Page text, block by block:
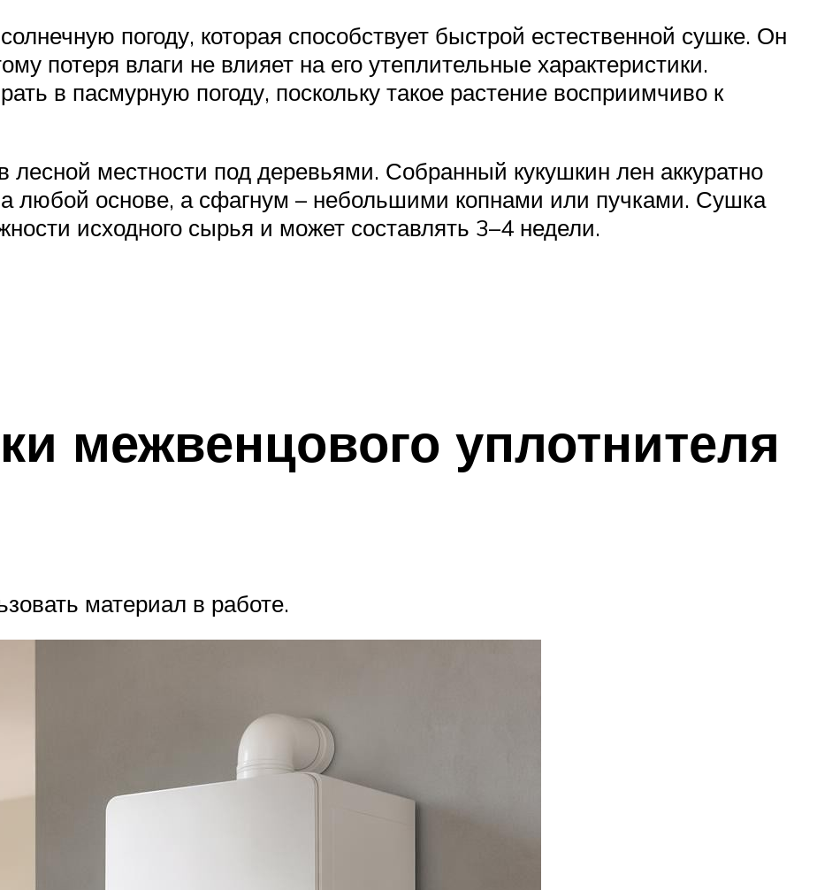
погоду, которая способствует быстрой естественной сушке. Он
потеря влаги не влияет на его утеплительные характеристики.
в пасмурную погоду, поскольку такое растение восприимчиво к
местности под деревьями. Собранный кукушкин лен аккуратно
любой основе, а сфагнум – небольшими копнами или пучками. Сушка
исходного сырья и может составлять 3–4 недели.
межвенцового уплотнителя
материал в работе.